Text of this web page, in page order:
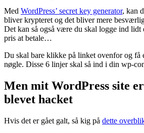
Med WordPress’ secret key generator, kan
bliver krypteret og det bliver mere
Det kan så også være du skal logge ind lidt
pris at betale…
Du skal bare klikke på linket ovenfor og få
nøgle. Disse 6 linjer skal så ind i din wp-
Men mit WordPress site
blevet hacket
Hvis det er gået galt, så kig på dette